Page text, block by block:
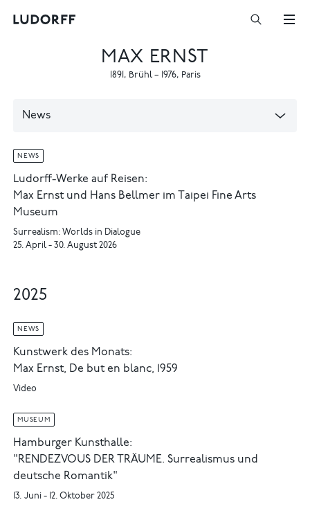
MAX ERNST
1891, Brühl– 1976, Paris
News
NEWS
Ludorff-Werke auf Reisen:
Max Ernst und Hans Bellmer im Taipei Fine Arts
Museum
Surrealism: Worlds in Dialogue
25. April - 30. August 2026
2025
NEWS
Kunstwerk des Monats:
Max Ernst, De but en blanc, 1959
Video
MUSEUM
Hamburger Kunsthalle:
"RENDEZVOUS DER TRÄUME. Surrealismus und
deutsche Romantik"
13. Juni - 12. Oktober 2025